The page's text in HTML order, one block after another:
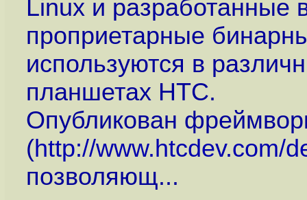
Linux и разработанные
проприетарные
используются в
планшетах HTC.
Опубликован
(http://www.htcdev.com/
позволяющ...